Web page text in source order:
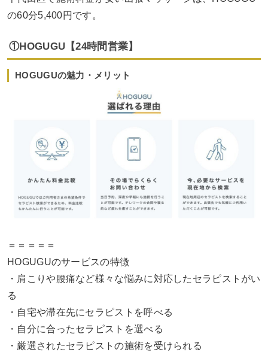
の60分5,400円です。
①HOGUGU【24時間営業】
HOGUGUの魅力・メリット
＝＝＝＝＝
HOGUGUのサービスの特徴
・肩こりや腰痛など様々な悩みに対応したセラピストがい
る
・自宅や滞在先にセラピストを呼べる
・自分に合ったセラピストを選べる
・厳選されたセラピストの施術を受けられる